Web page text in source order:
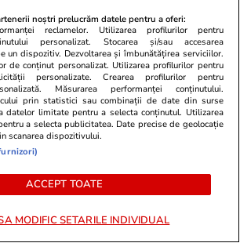
18:20
zburat o zi întreagă
pământul: Airbus
o distanță
de 23.075 de
Sănătate și
Viața la
„Trebuie să
nu-i
noștri prelucrăm datele pentru a oferi:
reclamelor. Utilizarea profilurilor pentru
personalizat. Stocarea și/sau accesarea
un dispozitiv. Dezvoltarea și îmbunătățirea serviciilor.
de conținut personalizat. Utilizarea profilurilor pentru
personalizate. Crearea profilurilor pentru
Măsurarea performanței conținutului.
prin statistici sau combinații de date din surse
datelor limitate pentru a selecta conținutul. Utilizarea
a selecta publicitatea. Date precise de geolocație
scanarea dispozitivului.
ACCEPT TOATE
MODIFIC SETARILE INDIVIDUAL